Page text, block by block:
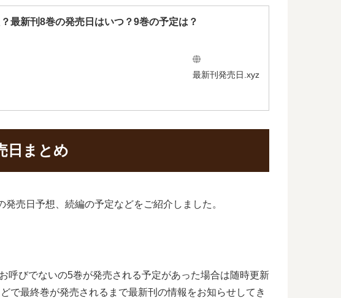
最新刊8巻の発売日はいつ？9巻の予定は？
最新刊発売日.xyz
日まとめ
売日予想、続編の予定などをご紹介しました。
呼びでないの5巻が発売される予定があった場合は随時更新
で最終巻が発売されるまで最新刊の情報をお知らせしてき